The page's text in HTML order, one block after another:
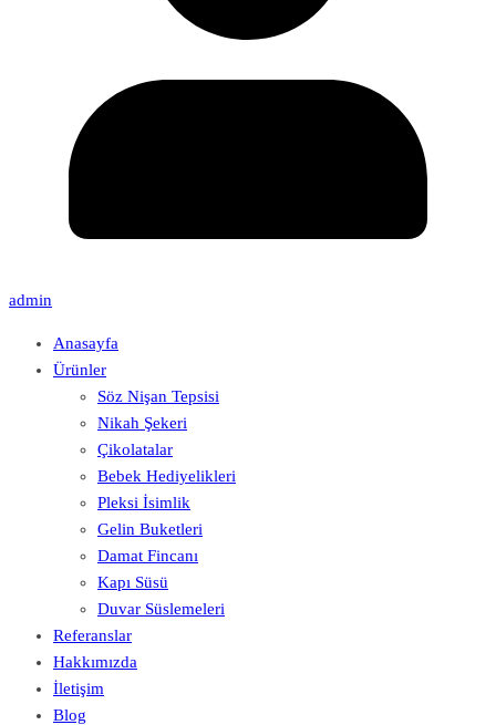
admin
Anasayfa
Ürünler
Söz Nişan Tepsisi
Nikah Şekeri
Çikolatalar
Bebek Hediyelikleri
Pleksi İsimlik
Gelin Buketleri
Damat Fincanı
Kapı Süsü
Duvar Süslemeleri
Referanslar
Hakkımızda
İletişim
Blog